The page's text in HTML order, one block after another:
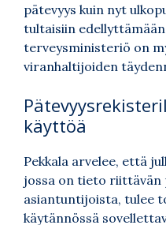
pätevyys kuin nyt
tultaisiin
terveysministeriö on
viranhaltijoiden
käyttöä
Pekkala arvelee, että
jossa on tieto riittävän
asiantuntijoista, tulee
käytännössä